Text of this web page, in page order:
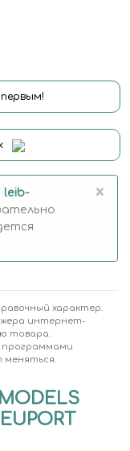
leib-
×
характер.
интернет-
товара.
программами
меняться.